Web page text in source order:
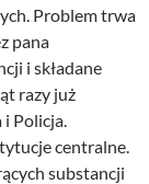
Problem trwa
pana
i składane
razy już
Policja.
centralne.
substancji